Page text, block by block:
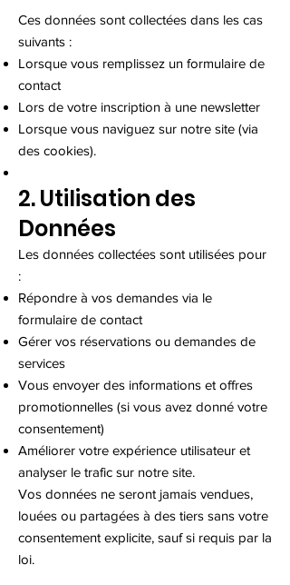
Ces données sont collectées dans les cas
suivants :
Lorsque vous remplissez un formulaire de
contact
Lors de votre inscription à une newsletter
Lorsque vous naviguez sur notre site (via
des cookies).
2. Utilisation des
Données
Les données collectées sont utilisées pour
:
Répondre à vos demandes via le
formulaire de contact
Gérer vos réservations ou demandes de
services
Vous envoyer des informations et offres
promotionnelles (si vous avez donné votre
consentement)
Améliorer votre expérience utilisateur et
analyser le trafic sur notre site.
Vos données ne seront jamais vendues,
louées ou partagées à des tiers sans votre
consentement explicite, sauf si requis par la
loi.